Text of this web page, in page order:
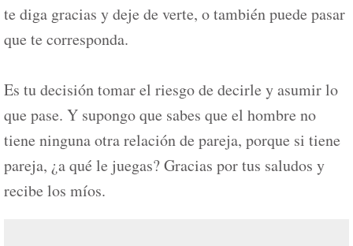
te diga gracias y deje de verte, o también puede pasar
que te corresponda.
Es tu decisión tomar el riesgo de decirle y asumir lo
que pase. Y supongo que sabes que el hombre no
tiene ninguna otra relación de pareja, porque si tiene
pareja, ¿a qué le juegas? Gracias por tus saludos y
recibe los míos.